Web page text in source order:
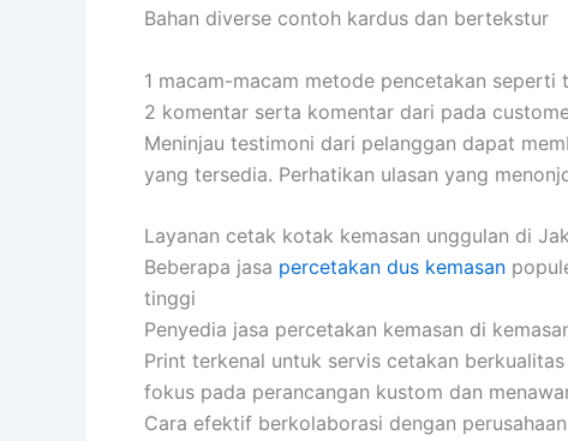
Bahan diverse contoh kardus dan bertekstur
1 macam-macam metode pencetakan
2 komentar serta komentar dari pada
Meninjau testimoni dari pelanggan dapat
yang tersedia. Perhatikan ulasan yang
Layanan cetak kotak kemasan unggulan di
Beberapa jasa percetakan dus kemasan
tinggi
Penyedia jasa percetakan kemasan di
Print terkenal untuk servis cetakan
fokus pada perancangan kustom dan
Cara efektif berkolaborasi dengan